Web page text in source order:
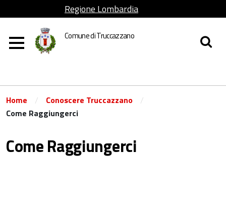
Regione Lombardia
Comune di Truccazzano
Home / Conoscere Truccazzano /
Come Raggiungerci
Come Raggiungerci